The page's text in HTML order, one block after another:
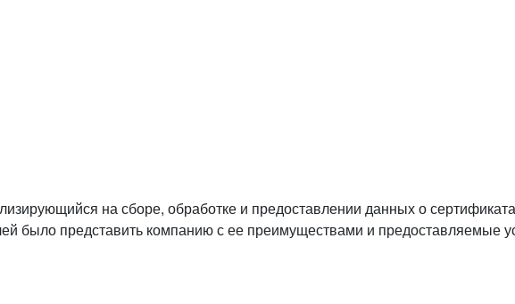
на сборе, обработке и предоставлении данных о
было представить компанию с ее преимуществами и предоставляемые